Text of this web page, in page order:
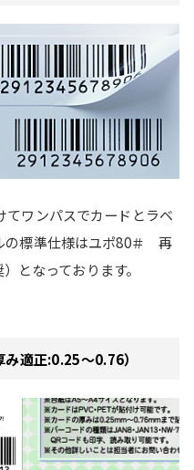
てワンパスでカードとラベ
の標準仕様はユポ80＃ 再
なっております。
適正:0.25～0.76）